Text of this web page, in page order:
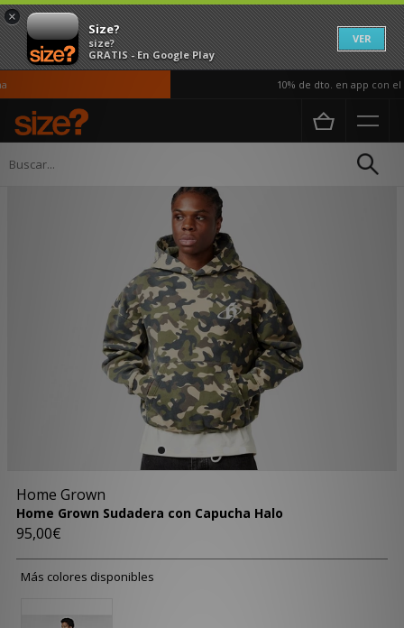
×
Size?
size?
GRATIS - En Google Play
VER
10% de dto. en app con el
Página principal Sudaderas con capucha
Home Grown
Home Grown Sudadera con Capucha Halo
95,00€
Más colores disponibles